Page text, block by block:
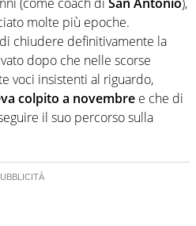
molte più epoche.
chiudere definitivamente la
dopo che nelle scorse
voci insistenti al riguardo,
colpito a novembre e che di
il suo percorso sulla